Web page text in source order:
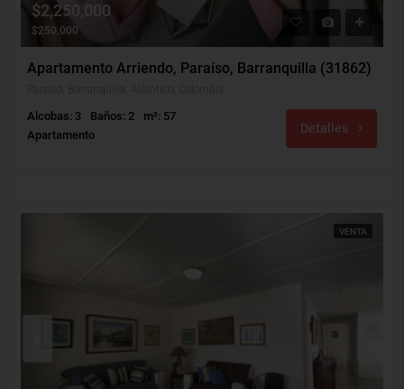
$2,250,000
$250,000
Apartamento Arriendo, Paraíso, Barranquilla (31862)
Alcobas: 3 Baños: 2
m²: 57
Apartamento
Detalles
VENTA